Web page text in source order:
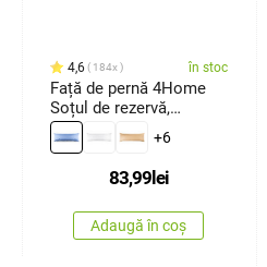
4,6 184x în stoc
Față de pernă 4Home
Soțul de rezervă,
albastru, 50 x 150 cm
+6
83,99 lei
Adaugă în coș